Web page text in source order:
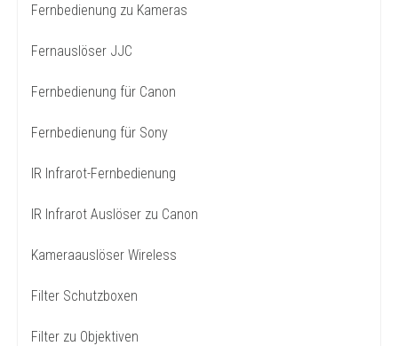
Fernbedienung zu Kameras
Fernauslöser JJC
Fernbedienung für Canon
Fernbedienung für Sony
IR Infrarot-Fernbedienung
IR Infrarot Auslöser zu Canon
Kameraauslöser Wireless
Filter Schutzboxen
Filter zu Objektiven